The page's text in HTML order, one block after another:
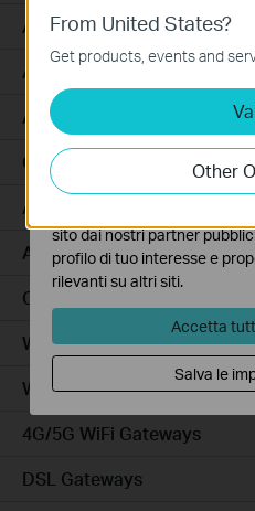
Agile
Access
Access Pro
GPON
Aggregation
Access Plus
Campus
Wired Gateways
WiFi Gateways
4G/5G WiFi Gateways
DSL Gateways
From United States?
Get products, events and
Other
Questi cookies sono
funzionamento del sito e
nel tuo sistema.
Analytics e Marketing
I cookies analitici ci
attività sul nostro sito allo
funzionalità.
sito dai nostri partner
profilo di tuo interesse e
rilevanti su altri siti.
Accetta
Salva le